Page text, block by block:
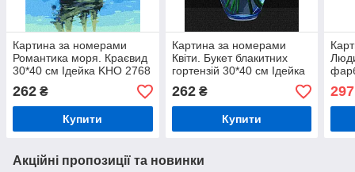
Картина за номерами
Романтика моря. Краєвид
30*40 см Ідейка KHO 2768
262 ₴
Купити
Картина за номерами
Квіти. Букет блакитних
гортензій 30*40 см Ідейка
262₴
Купити
297
Акційні пропозиції та новинки